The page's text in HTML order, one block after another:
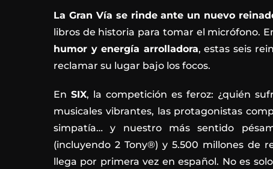
La Gran Vía se rinde ante un nuevo
libros de historia para tomar el micrófono.
humor y energía arrolladora, estas seis
reclamar su lugar bajo los focos.
En SIX, la competición es feroz: ¿quién
musicales vibrantes, las protagonistas
simpatía… y nuestro más sentido
(incluyendo 2 Tony®) y 5.500 millones de
llega por primera vez en español. No es